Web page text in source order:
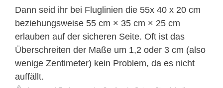
Dann seid ihr bei Fluglinien die 55x 40 x 20 cm
beziehungsweise 55 cm × 35 cm × 25 cm
erlauben auf der sicheren Seite. Oft ist das
Überschreiten der Maße um 1,2 oder 3 cm (also
wenige Zentimeter) kein Problem, da es nicht
auffällt.